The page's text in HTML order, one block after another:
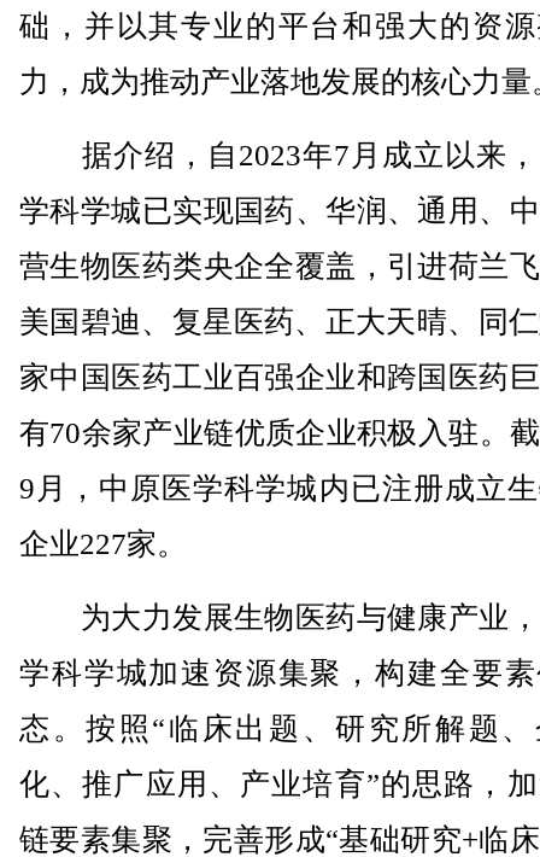
础，并以其专业的平台和强大的资
力，成为推动产业落地发展的核心力量
据介绍，自2023年7月成立以来，
学科学城已实现国药、华润、通用、
营生物医药类央企全覆盖，引进荷兰
美国碧迪、复星医药、正大天晴、同
家中国医药工业百强企业和跨国医药
有70余家产业链优质企业积极入驻。
9月，中原医学科学城内已注册成立
企业227家。
为大力发展生物医药与健康产业
学科学城加速资源集聚，构建全要
态。按照“临床出题、研究所解题
化、推广应用、产业培育”的思路，
链要素集聚，完善形成“基础研究+临